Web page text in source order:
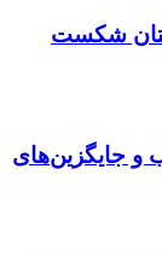
شکست
و جایگزین‌های